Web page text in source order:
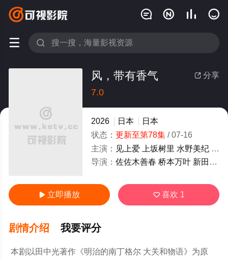
   
 
 分享
风，带有香气
7.0
推荐力荐
2026 日本
日本
状态： 更新至第78集/07-16
主演： 见上爱 上坂树里 水野美纪 早
导演： 佐佐木善春 桥本万叶 新田真三
 立即播放 喜欢 1
剧情介绍 我要评分
本剧以田中光著作《明治的南丁格尔 大关和物语》为原